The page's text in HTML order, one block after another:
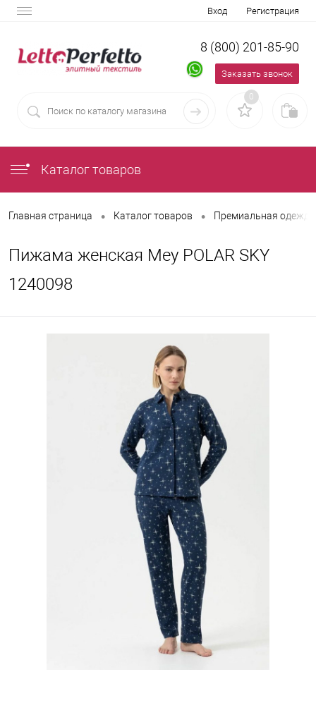
Вход Регистрация
8 (800) 201-85-90
Заказать звонок
0
Каталог товаров
Главная страница • Каталог товаров • Премиальная одежда
Пижама женская Mey POLAR SKY
1240098